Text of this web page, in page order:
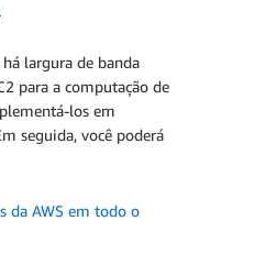
.
largura de banda
para a computação de
los em
seguida, você poderá
da AWS em todo o